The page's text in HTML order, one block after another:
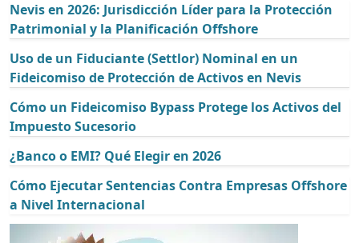
Nevis en 2026: Jurisdicción Líder para la Protección
Patrimonial y la Planificación Offshore
Uso de un Fiduciante (Settlor) Nominal en un
Fideicomiso de Protección de Activos en Nevis
Cómo un Fideicomiso Bypass Protege los Activos del
Impuesto Sucesorio
¿Banco o EMI? Qué Elegir en 2026
Cómo Ejecutar Sentencias Contra Empresas Offshore
a Nivel Internacional